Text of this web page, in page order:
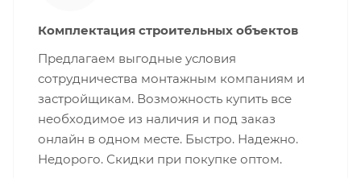
Комплектация строительных объектов
Предлагаем выгодные условия
сотрудничества монтажным компаниям и
застройщикам. Возможность купить все
необходимое из наличия и под заказ
онлайн в одном месте. Быстро. Надежно.
Недорого. Скидки при покупке оптом.